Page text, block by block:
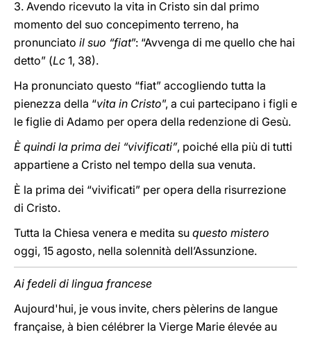
3. Avendo ricevuto la vita in Cristo sin dal primo
momento del suo concepimento terreno, ha
pronunciato il suo “fiat”: “Avvenga di me quello che hai
detto” (Lc 1, 38).
Ha pronunciato questo “fiat” accogliendo tutta la
pienezza della “vita in Cristo”, a cui partecipano i figli e
le figlie di Adamo per opera della redenzione di Gesù.
È quindi la prima dei “vivificati”, poiché ella più di tutti
appartiene a Cristo nel tempo della sua venuta.
È la prima dei “vivificati” per opera della risurrezione
di Cristo.
Tutta la Chiesa venera e medita su questo mistero
oggi, 15 agosto, nella solennità dell’Assunzione.
Ai fedeli di lingua francese
Aujourd'hui, je vous invite, chers pèlerins de langue
française, à bien célébrer la Vierge Marie élevée au